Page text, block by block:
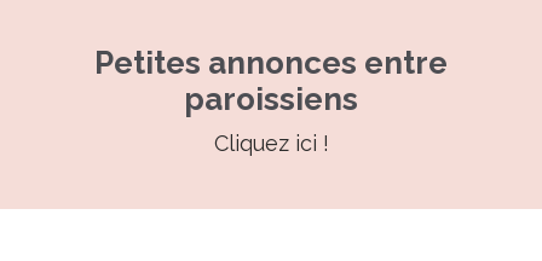
Petites annonces entre
paroissiens
Cliquez ici !